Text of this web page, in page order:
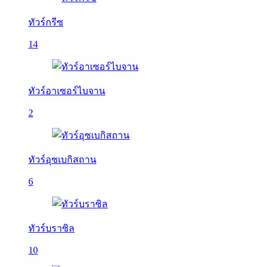
ทัวร์กรีซ
14
ทัวร์อาเซอร์ไบจาน
2
ทัวร์อุซเบกิสถาน
6
ทัวร์บราซิล
10